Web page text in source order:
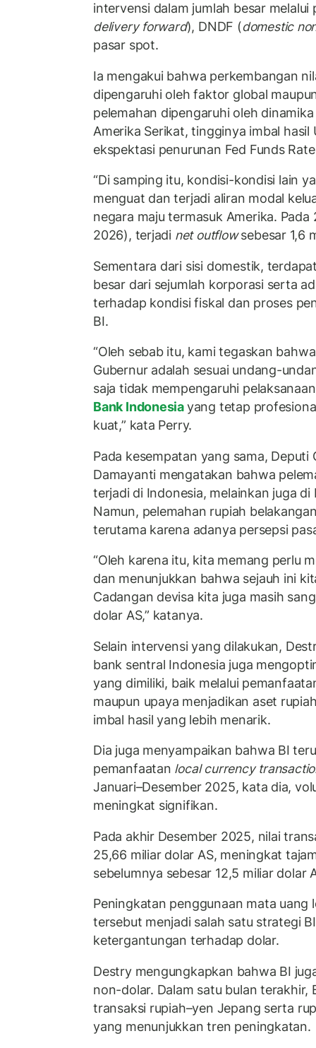
intervensi dalam jumlah besar melalui
delivery forward), DNDF (domestic
pasar spot.
Ia mengakui bahwa perkembangan
dipengaruhi oleh faktor global
pelemahan dipengaruhi oleh
Amerika Serikat, tingginya imbal hasil
ekspektasi penurunan Fed Funds
“Di samping itu, kondisi-kondisi lain
menguat dan terjadi aliran modal
negara maju termasuk Amerika.
2026), terjadi net outflowsebesar 1,6
Sementara dari sisi domestik,
besar dari sejumlah korporasi serta
terhadap kondisi fiskal dan proses
BI.
“Oleh sebab itu, kami tegaskan
Gubernur adalah sesuai undang-
saja tidak mempengaruhi
Bank Indonesiayang tetap
kuat,” kata Perry.
Pada kesempatan yang sama, Deputi
Damayanti mengatakan bahwa
terjadi di Indonesia, melainkan juga
Namun, pelemahan rupiah
terutama karena adanya persepsi
“Oleh karena itu, kita memang perlu
dan menunjukkan bahwa sejauh ini
Cadangan devisa kita juga masih
dolar AS,” katanya.
Selain intervensi yang dilakukan,
bank sentral Indonesia juga
yang dimiliki, baik melalui
maupun upaya menjadikan aset
imbal hasil yang lebih menarik.
Dia juga menyampaikan bahwa BI
pemanfaatan local currency
Januari–Desember 2025, kata dia,
meningkat signifikan.
Pada akhir Desember 2025, nilai
25,66 miliar dolar AS, meningkat
sebelumnya sebesar 12,5 miliar dolar
Peningkatan penggunaan mata uang
tersebut menjadi salah satu strategi
ketergantungan terhadap dolar.
Destry mengungkapkan bahwa BI
non-dolar. Dalam satu bulan terakhir,
transaksi rupiah–yen Jepang serta
yang menunjukkan tren peningkatan.